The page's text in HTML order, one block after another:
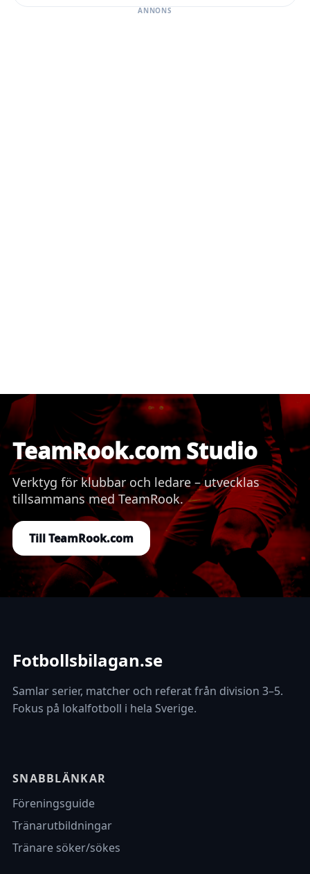
ANNONS
TeamRook.com Studio
Verktyg för klubbar och ledare – utvecklas
tillsammans med TeamRook.
Till TeamRook.com
Fotbollsbilagan.se
Samlar serier, matcher och referat från division 3–5.
Fokus på lokalfotboll i hela Sverige.
SNABBLÄNKAR
Föreningsguide
Tränarutbildningar
Tränare söker/sökes